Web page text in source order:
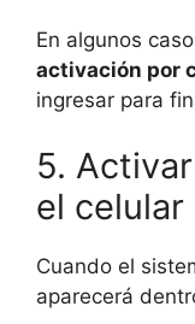
En algunos
activación por
ingresar para
5.
el celular
Cuando el
aparecerá